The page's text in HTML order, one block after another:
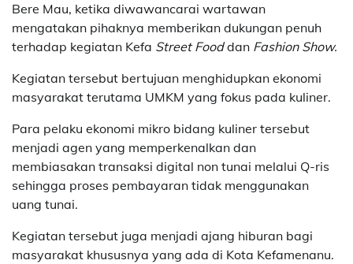
Bere Mau, ketika diwawancarai wartawan
mengatakan pihaknya memberikan dukungan penuh
terhadap kegiatan Kefa Street Fooddan Fashion Show.
Kegiatan tersebut bertujuan menghidupkan ekonomi
masyarakat terutama UMKM yang fokus pada kuliner.
Para pelaku ekonomi mikro bidang kuliner tersebut
menjadi agen yang memperkenalkan dan
membiasakan transaksi digital non tunai melalui Q-ris
sehingga proses pembayaran tidak menggunakan
uang tunai.
Kegiatan tersebut juga menjadi ajang hiburan bagi
masyarakat khususnya yang ada di Kota Kefamenanu.